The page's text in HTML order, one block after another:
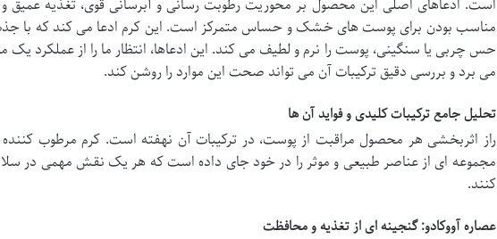
است. ادعاهای اصلی این محصول بر محوریت رطوبت رسانی و آبرسانی قوی، تغذیه عمیق
مناسب بودن برای پوست های خشک و حساس متمرکز است. این کرم ادعا می کند که با
حس چربی یا سنگینی، پوست را نرم و لطیف می کند. این ادعاها، انتظار ما را از عملکرد یک
می برد و بررسی دقیق ترکیبات آن می تواند صحت این موارد را روشن کند.
تحلیل جامع ترکیبات کلیدی و فواید آن ها
راز اثربخشی هر محصول مراقبت از پوست، در ترکیبات آن نهفته است. کرم مرطوب کننده
مجموعه ای از عناصر طبیعی و موثر را در خود جای داده است که هر یک نقش مهمی در
کنند.
عصاره آووکادو: گنجینه ای از تغذیه و محافظت